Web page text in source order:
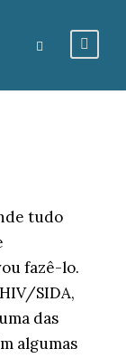
tudo
fazê-lo.
SIDA,
das
algumas